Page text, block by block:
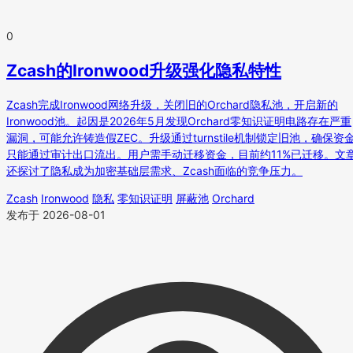
0
Zcash的Ironwood升级强化隐私特性
Zcash完成Ironwood网络升级，关闭旧的Orchard隐私池，开启新的
Ironwood池。起因是2026年5月发现Orchard零知识证明电路存在严重
漏洞，可能允许铸造假ZEC。升级通过turnstile机制锁定旧池，确保资
只能通过审计出口流出。用户需手动迁移资金，目前约11%已迁移。文
还探讨了隐私成为加密基础层需求、Zcash面临的竞争压力。
Zcash Ironwood 隐私 零知识证明 屏蔽池 Orchard
发布于 2026-08-01